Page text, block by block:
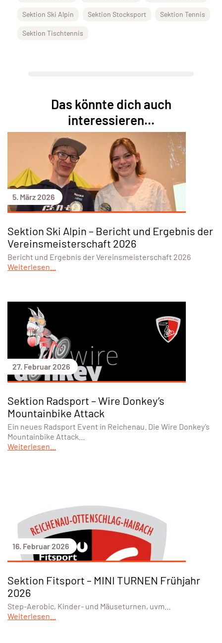
Sektion Ski Alpin Sektion Stocksport Sektion Tennis
Sektion Tischtennis
Das könnte dich auch
interessieren...
5. März 2026
Sektion Ski Alpin – Bericht und Ergebnis der
Vereinsmeisterschaft 2026
Bericht und Ergebnis der Vereinsmeisterschaft 2026
Weiterlesen...
27. Februar 2026
Sektion Radsport – Wire Donkey’s
Mountainbike Attack
Ein neues Radsport Event in Reichenau. Die Wire Donkey’s
Mountainbike Attack…
Weiterlesen...
16. Februar 2026
Sektion Fitsport – MINI TURNEN Frühjahr
2026
Step-Aerobic, Kinder- und Mäuseturnen, uvm…
Weiterlesen...